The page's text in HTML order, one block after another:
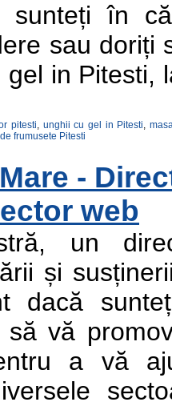
sunteți în
sau doriți
in Pitesti,
pitesti, unghii cu gel in Pitesti,
frumusete Pitesti
-
web
un
și
dacă
vă
a vă